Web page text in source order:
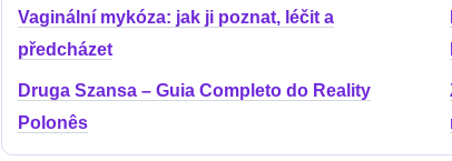
Vaginální mykóza: jak ji poznat, léčit a
předcházet
Druga Szansa – Guia Completo do Reality
Polonês